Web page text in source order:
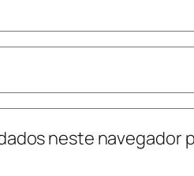
neste navegador